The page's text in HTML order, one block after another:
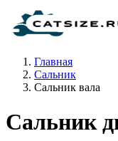
Главная
Сальник
Сальник вала
Сальник